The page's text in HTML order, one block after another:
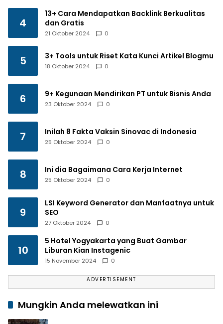
4
13+ Cara Mendapatkan Backlink Berkualitas
dan Gratis
21 Oktober 2024 0
5 3+ Tools untuk Riset Kata Kunci Artikel Blogmu
18 Oktober 2024 0
6 9+ Kegunaan Mendirikan PT untuk Bisnis Anda
23 Oktober 2024 0
7 Inilah 8 Fakta Vaksin Sinovac di Indonesia
25 Oktober 2024 0
8 Ini dia Bagaimana Cara Kerja Internet
25 Oktober 2024 0
9
LSI Keyword Generator dan Manfaatnya untuk
SEO
27 Oktober 2024 0
10
5 Hotel Yogyakarta yang Buat Gambar
Liburan Kian Instagenic
15 November 2024 0
ADVERTISEMENT
Mungkin Anda melewatkan ini